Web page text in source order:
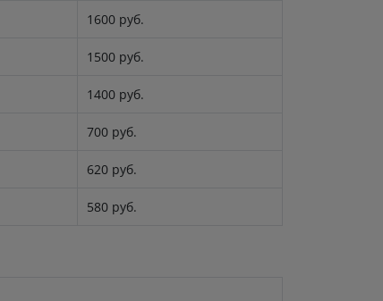
1600 руб.
1500 руб.
1400 руб.
700 руб.
620 руб.
580 руб.